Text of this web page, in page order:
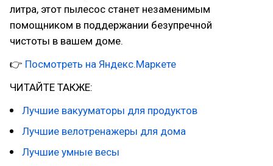
литра, этот пылесос станет незаменимым
помощником в поддержании безупречной
чистоты в вашем доме.
👉 Посмотреть на Яндекс.Маркете
ЧИТАЙТЕ ТАКЖЕ:
Лучшие вакууматоры для продуктов
Лучшие велотренажеры для дома
Лучшие умные весы